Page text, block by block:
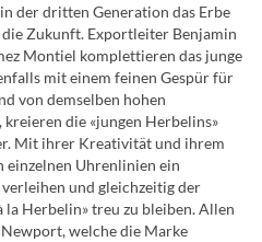
der dritten Generation das Erbe
Zukunft. Exportleiter Benjamin
Montiel komplettieren das junge
mit einem feinen Gespür für
von demselben hohen
die «jungen Herbelins»
Mit ihrer Kreativität und ihrem
einzelnen Uhrenlinien ein
und gleichzeitig der
Herbelin» treu zu bleiben. Allen
welche die Marke